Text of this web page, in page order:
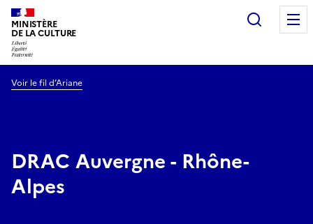
MINISTÈRE
DE LA CULTURE
Voir le fil d’Ariane
DRAC Auvergne - Rhône-
Alpes